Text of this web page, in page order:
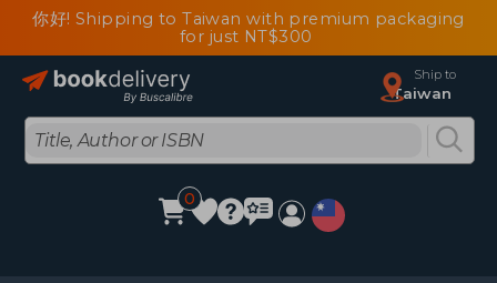
你好! Shipping to Taiwan with premium packaging
for just NT$300
Ship to
Taiwan
0